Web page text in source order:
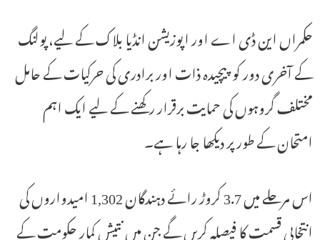
حکمراں این ڈی اے اور اپوزیشن انڈیا بلاک کے لیے، پولنگ
کے آخری دور کو پیچیدہ ذات اور برادری کی حرکیات کے حامل
مختلف گروہوں کی حمایت برقرار رکھنے کے لیے ایک اہم
امتحان کے طور پر دیکھا جا رہا ہے۔
اس مرحلے میں 3.7 کروڑ رائے دہندگان 1,302 امیدواروں کی
انتخابی قسمت کا فیصلہ کریں گے جن میں نتیش کمار حکومت کے